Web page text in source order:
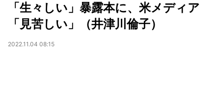
「生々しい」暴露本に、米メディア
「見苦しい」（井津川倫子）
2022.11.04 08:15